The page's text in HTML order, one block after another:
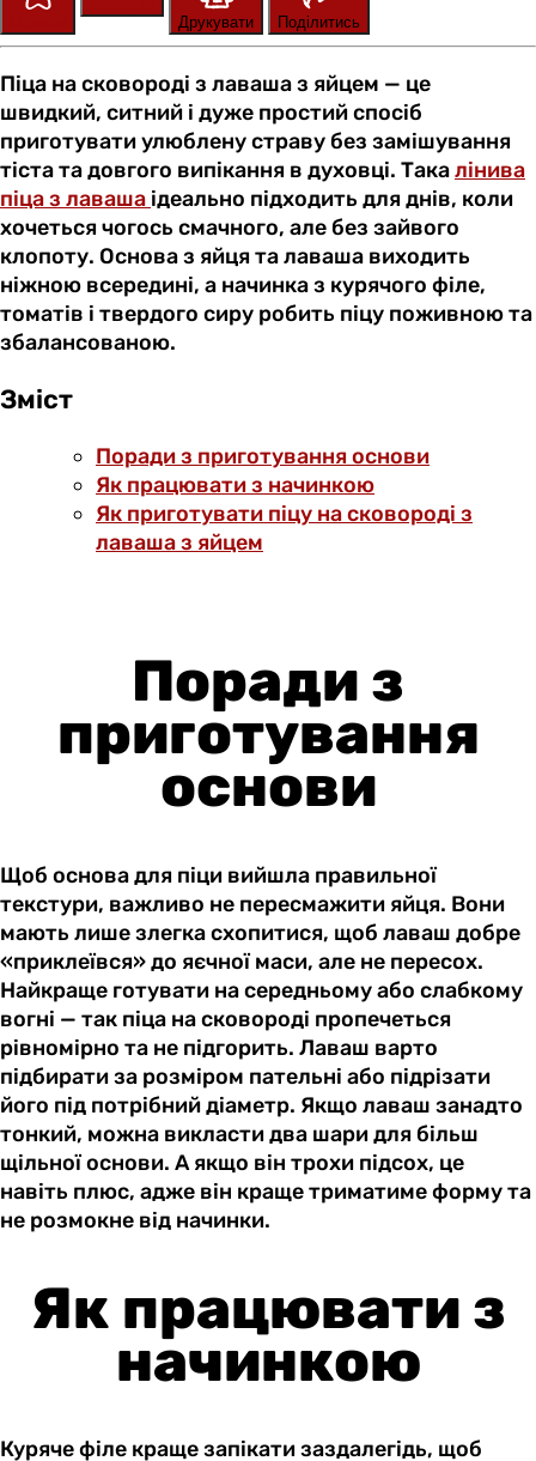
Друкувати
Поділитись
Піца на сковороді з лаваша з яйцем — це
швидкий, ситний і дуже простий спосіб
приготувати улюблену страву без замішування
тіста та довгого випікання в духовці. Такалінива
піца з лаваша ідеально підходить для днів, коли
хочеться чогось смачного, але без зайвого
клопоту. Основа з яйця та лаваша виходить
ніжною всередині, а начинка з курячого філе,
томатів і твердого сиру робить піцу поживною та
збалансованою.
Зміст
Поради з приготування основи
Як працювати з начинкою
Як приготувати піцу на сковороді з
лаваша з яйцем
Поради з
приготування
основи
Щоб основа для піци вийшла правильної
текстури, важливо не пересмажити яйця. Вони
мають лише злегка схопитися, щоб лаваш добре
«приклеївся» до яєчної маси, але не пересох.
Найкраще готувати на середньому або слабкому
вогні — так піца на сковороді пропечеться
рівномірно та не підгорить. Лаваш варто
підбирати за розміром пательні або підрізати
його під потрібний діаметр. Якщо лаваш занадто
тонкий, можна викласти два шари для більш
щільної основи. А якщо він трохи підсох, це
навіть плюс, адже він краще триматиме форму та
не розмокне від начинки.
Як працювати з
начинкою
Куряче філе краще запікати заздалегідь, щоб